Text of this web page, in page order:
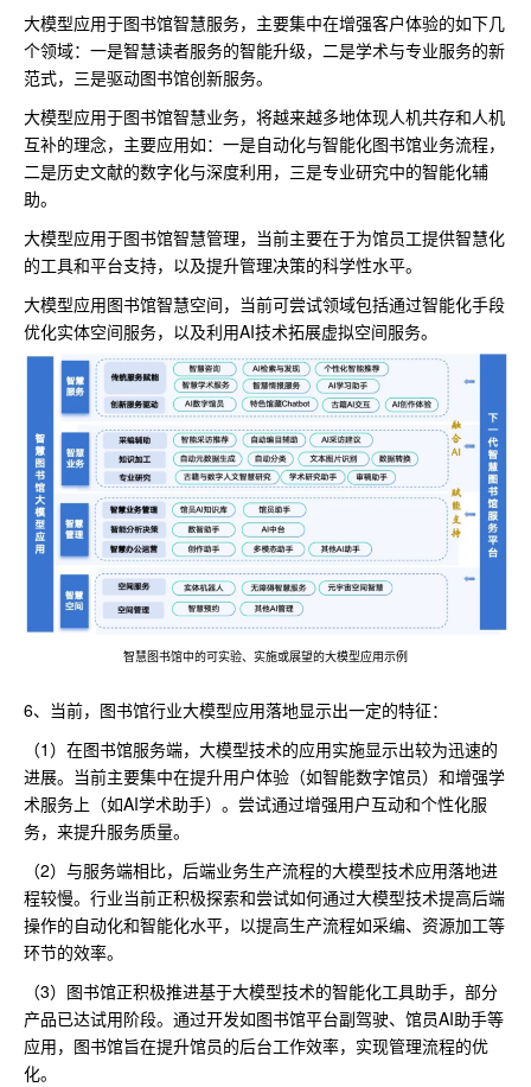
大模型应用于图书馆智慧服务，主要集中在增强客户体验的如下几
个领域：一是智慧读者服务的智能升级，二是学术与专业服务的新
范式，三是驱动图书馆创新服务。
大模型应用于图书馆智慧业务，将越来越多地体现人机共存和人机
互补的理念，主要应用如：一是自动化与智能化图书馆业务流程，
二是历史文献的数字化与深度利用，三是专业研究中的智能化辅
助。
大模型应用于图书馆智慧管理，当前主要在于为馆员工提供智慧化
的工具和平台支持，以及提升管理决策的科学性水平。
大模型应用图书馆智慧空间，当前可尝试领域包括通过智能化手段
优化实体空间服务，以及利用AI技术拓展虚拟空间服务。
智慧图书馆中的可实验、实施或展望的大模型应用示例
6、当前，图书馆行业大模型应用落地显示出一定的特征：
（1）在图书馆服务端，大模型技术的应用实施显示出较为迅速的
进展。当前主要集中在提升用户体验（如智能数字馆员）和增强学
术服务上（如AI学术助手）。尝试通过增强用户互动和个性化服
务，来提升服务质量。
（2）与服务端相比，后端业务生产流程的大模型技术应用落地进
程较慢。行业当前正积极探索和尝试如何通过大模型技术提高后端
操作的自动化和智能化水平，以提高生产流程如采编、资源加工等
环节的效率。
（3）图书馆正积极推进基于大模型技术的智能化工具助手，部分
产品已达试用阶段。通过开发如图书馆平台副驾驶、馆员AI助手等
应用，图书馆旨在提升馆员的后台工作效率，实现管理流程的优
化。